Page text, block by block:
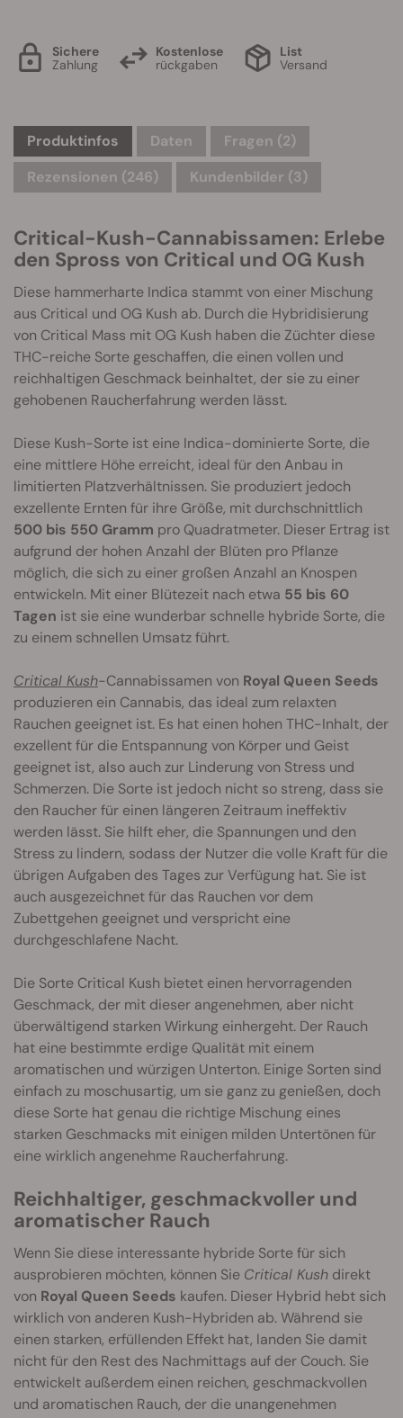
Sichere
Zahlung
Kostenlose
rückgaben
List
Versand
Produktinfos Daten Fragen (2)
Rezensionen (246)
Kundenbilder (3)
Critical-Kush-Cannabissamen: Erlebe
den Spross von Critical und OG Kush
Diese hammerharte Indica stammt von einer Mischung
aus Critical und OG Kush ab. Durch die Hybridisierung
von Critical Mass mit OG Kush haben die Züchter diese
THC-reiche Sorte geschaffen, die einen vollen und
reichhaltigen Geschmack beinhaltet, der sie zu einer
gehobenen Raucherfahrung werden lässt.
Diese Kush-Sorte ist eine Indica-dominierte Sorte, die
eine mittlere Höhe erreicht, ideal für den Anbau in
limitierten Platzverhältnissen. Sie produziert jedoch
exzellente Ernten für ihre Größe, mit durchschnittlich
500 bis 550 Gramm pro Quadratmeter. Dieser Ertrag ist
aufgrund der hohen Anzahl der Blüten pro Pflanze
möglich, die sich zu einer großen Anzahl an Knospen
entwickeln. Mit einer Blütezeit nach etwa 55 bis 60
Tagen ist sie eine wunderbar schnelle hybride Sorte, die
zu einem schnellen Umsatz führt.
Critical Kush-Cannabissamen von Royal Queen Seeds
produzieren ein Cannabis, das ideal zum relaxten
Rauchen geeignet ist. Es hat einen hohen THC-Inhalt, der
exzellent für die Entspannung von Körper und Geist
geeignet ist, also auch zur Linderung von Stress und
Schmerzen. Die Sorte ist jedoch nicht so streng, dass sie
den Raucher für einen längeren Zeitraum ineffektiv
werden lässt. Sie hilft eher, die Spannungen und den
Stress zu lindern, sodass der Nutzer die volle Kraft für die
übrigen Aufgaben des Tages zur Verfügung hat. Sie ist
auch ausgezeichnet für das Rauchen vor dem
Zubettgehen geeignet und verspricht eine
durchgeschlafene Nacht.
Die Sorte Critical Kush bietet einen hervorragenden
Geschmack, der mit dieser angenehmen, aber nicht
überwältigend starken Wirkung einhergeht. Der Rauch
hat eine bestimmte erdige Qualität mit einem
aromatischen und würzigen Unterton. Einige Sorten sind
einfach zu moschusartig, um sie ganz zu genießen, doch
diese Sorte hat genau die richtige Mischung eines
starken Geschmacks mit einigen milden Untertönen für
eine wirklich angenehme Raucherfahrung.
Reichhaltiger, geschmackvoller und
aromatischer Rauch
Wenn Sie diese interessante hybride Sorte für sich
ausprobieren möchten, können Sie Critical Kush direkt
von Royal Queen Seeds kaufen. Dieser Hybrid hebt sich
wirklich von anderen Kush-Hybriden ab. Während sie
einen starken, erfüllenden Effekt hat, landen Sie damit
nicht für den Rest des Nachmittags auf der Couch. Sie
entwickelt außerdem einen reichen, geschmackvollen
und aromatischen Rauch, der die unangenehmen